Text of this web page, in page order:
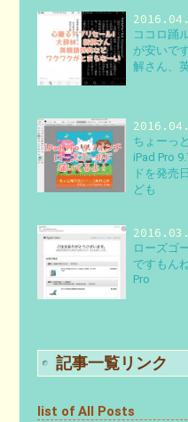
ココロ踊
が安いで
解さん、
ちょーっ
iPad Pro
ドを発売
ども
ローズゴ
ですもん
Pro
記事一覧リンク
list of All Posts